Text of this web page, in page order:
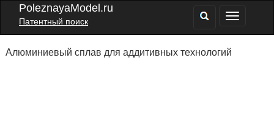
PoleznayaModel.ru
Патентный поиск
Алюминиевый сплав для аддитивных технологий